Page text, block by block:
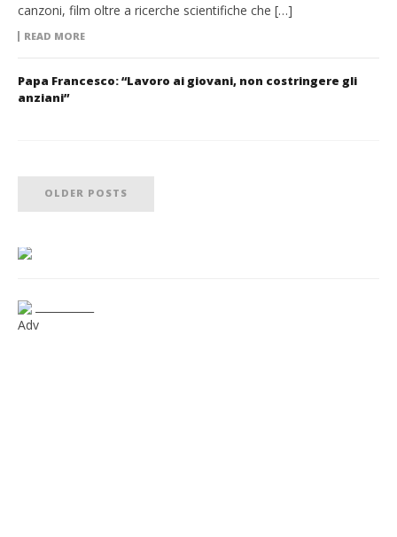
canzoni, film oltre a ricerche scientifiche che […]
READ MORE
Papa Francesco: “Lavoro ai giovani, non costringere gli
anziani”
OLDER POSTS
Adv